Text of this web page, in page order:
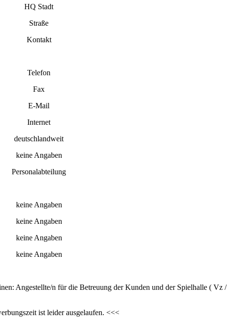
HQ Stadt
Straße
Kontakt
Telefon
Fax
E-Mail
Internet
deutschlandweit
keine Angaben
Personalabteilung
keine Angaben
keine Angaben
keine Angaben
keine Angaben
Angestellte/n für die Betreuung der Kunden und der Spielhalle ( Vz
ist leider ausgelaufen. <<<